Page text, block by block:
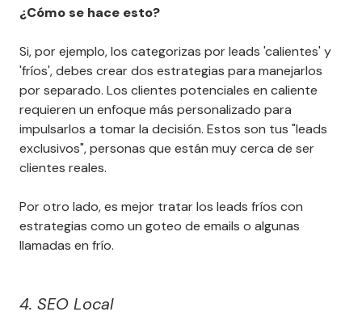
¿Cómo se hace esto?
Si, por ejemplo, los categorizas por leads 'calientes' y
'fríos', debes crear dos estrategias para manejarlos
por separado. Los clientes potenciales en caliente
requieren un enfoque más personalizado para
impulsarlos a tomar la decisión. Estos son tus "leads
exclusivos", personas que están muy cerca de ser
clientes reales.
Por otro lado, es mejor tratar los leads fríos con
estrategias como un goteo de emails o algunas
llamadas en frío.
4. SEO Local